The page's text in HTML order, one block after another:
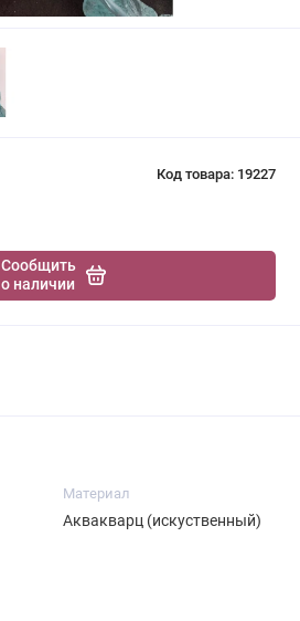
Код товара: 19227
Сообщить
о наличии
Материал
Аквакварц (искуственный)